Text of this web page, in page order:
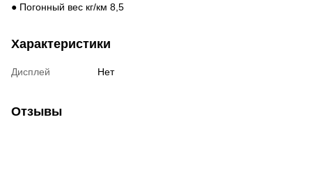
● Погонный вес кг/км 8,5
Характеристики
Дисплей Нет
Отзывы